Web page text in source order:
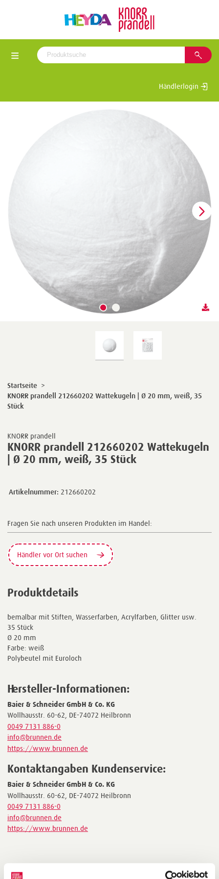
Händlerlogin
KNORR prandell
KNORR prandell 212660202 Wattekugeln
| Ø 20 mm, weiß, 35 Stück
Startseite >
KNORR prandell 212660202 Wattekugeln | Ø 20 mm, weiß, 35
Stück
Artikelnummer: 212660202
Fragen Sie nach unseren Produkten im Handel:
Händler vor Ort suchen
Produktdetails
bemalbar mit Stiften, Wasserfarben, Acrylfarben, Glitter usw.
35 Stück
Ø 20 mm
Farbe: weiß
Polybeutel mit Euroloch
Hersteller-Informationen:
Baier & Schneider GmbH & Co. KG
Wollhausstr. 60-62, DE-74072 Heilbronn
0049 7131 886-0
info@brunnen.de
https://www.brunnen.de
Kontaktangaben Kundenservice:
Baier & Schneider GmbH & Co. KG
Wollhausstr. 60-62, DE-74072 Heilbronn
0049 7131 886-0
info@brunnen.de
https://www.brunnen.de